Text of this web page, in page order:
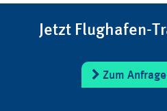
Jetzt Flughafen-
Zum